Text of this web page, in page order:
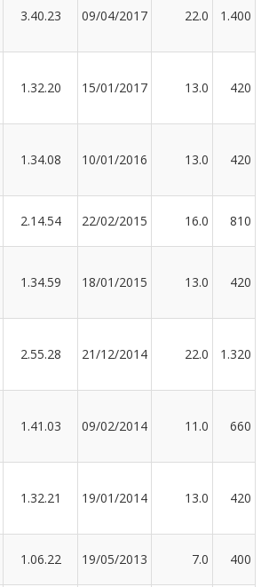
3.40.23 09/04/2017 22.0 1.400
1.32.20 15/01/2017 13.0 420
1.34.08 10/01/2016 13.0 420
2.14.54 22/02/2015 16.0 810
1.34.59 18/01/2015 13.0 420
2.55.28 21/12/2014 22.0 1.320
1.41.03 09/02/2014 11.0 660
1.32.21 19/01/2014 13.0 420
1.06.22 19/05/2013 7.0 400